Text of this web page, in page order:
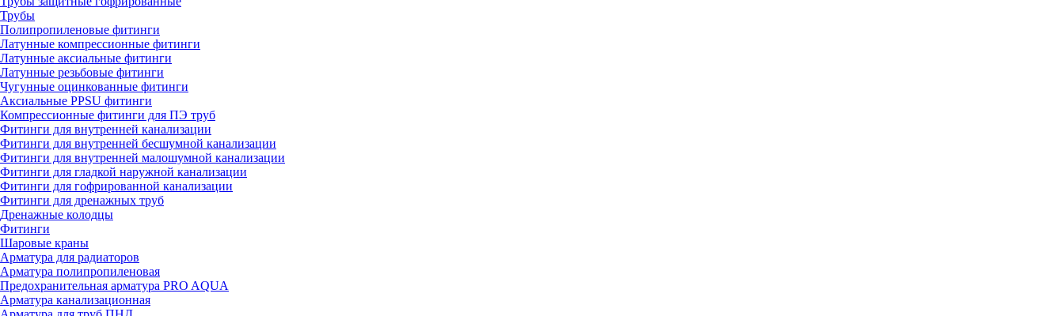
Трубы
Полипропиленовые фитинги
Латунные компрессионные фитинги
Латунные аксиальные фитинги
Латунные резьбовые фитинги
Чугунные оцинкованные фитинги
Аксиальные PPSU фитинги
Компрессионные фитинги для ПЭ труб
Фитинги для внутренней канализации
Фитинги для внутренней бесшумной канализации
Фитинги для внутренней малошумной канализации
Фитинги для гладкой наружной канализации
Фитинги для гофрированной канализации
Фитинги для дренажных труб
Дренажные колодцы
Фитинги
Шаровые краны
Арматура для радиаторов
Арматура полипропиленовая
Предохранительная арматура PRO AQUA
Арматура канализационная